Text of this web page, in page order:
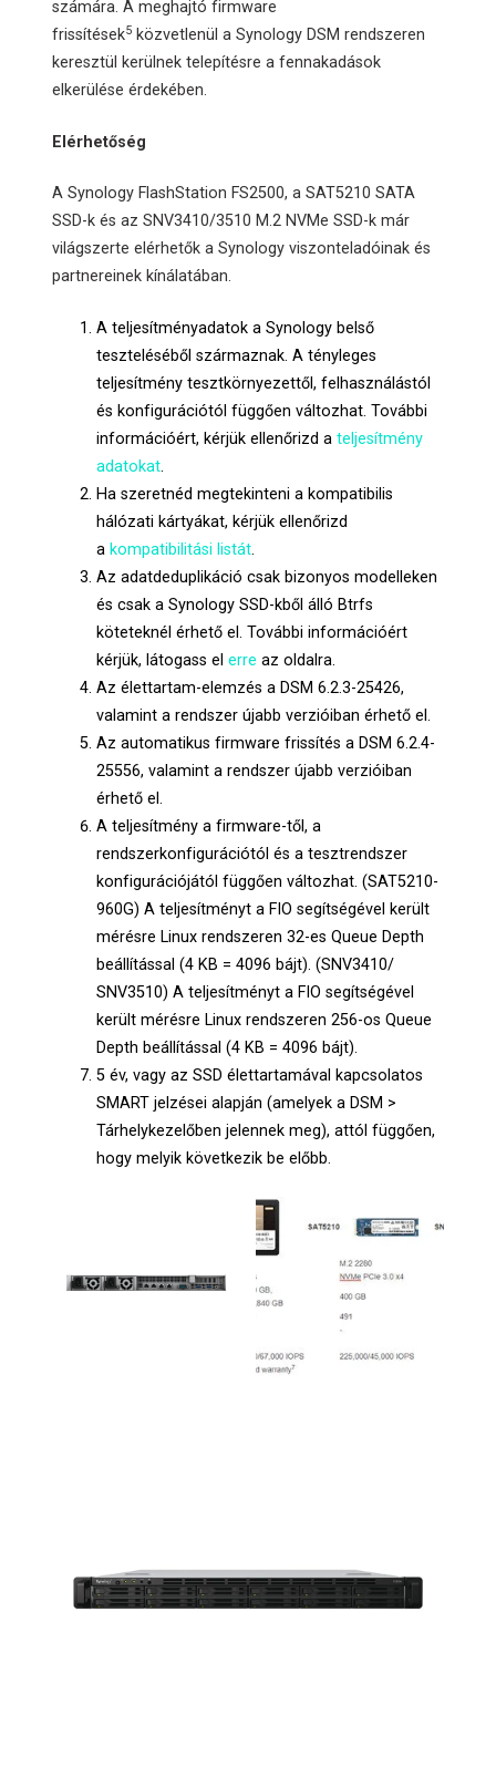
számára. A meghajtó firmware
frissítések5 közvetlenül a Synology DSM rendszeren
keresztül kerülnek telepítésre a fennakadások
elkerülése érdekében.
Elérhetőség
A Synology FlashStation FS2500, a SAT5210 SATA
SSD-k és az SNV3410/3510 M.2 NVMe SSD-k már
világszerte elérhetők a Synology viszonteladóinak és
partnereinek kínálatában.
A teljesítményadatok a Synology belső
teszteléséből származnak. A tényleges
teljesítmény tesztkörnyezettől, felhasználástól
és konfigurációtól függően változhat. További
információért, kérjük ellenőrizd ateljesítmény
adatokat.
Ha szeretnéd megtekinteni a kompatibilis
hálózati kártyákat, kérjük ellenőrizd
a kompatibilitási listát.
Az adatdeduplikáció csak bizonyos modelleken
és csak a Synology SSD-kből álló Btrfs
köteteknél érhető el. További információért
kérjük, látogass elerre az oldalra.
Az élettartam-elemzés a DSM 6.2.3-25426,
valamint a rendszer újabb verzióiban érhető el.
Az automatikus firmware frissítés a DSM 6.2.4-
25556, valamint a rendszer újabb verzióiban
érhető el.
A teljesítmény a firmware-től, a
rendszerkonfigurációtól és a tesztrendszer
konfigurációjától függően változhat. (SAT5210-
960G) A teljesítményt a FIO segítségével került
mérésre Linux rendszeren 32-es Queue Depth
beállítással (4 KB = 4096 bájt). (SNV3410/
SNV3510) A teljesítményt a FIO segítségével
került mérésre Linux rendszeren 256-os Queue
Depth beállítással (4 KB = 4096 bájt).
5 év, vagy az SSD élettartamával kapcsolatos
SMART jelzései alapján (amelyek a DSM >
Tárhelykezelőben jelennek meg), attól függően,
hogy melyik következik be előbb.